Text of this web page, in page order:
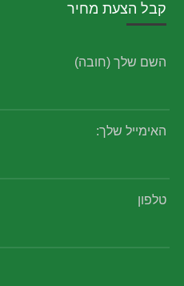
קבל הצעת מחיר
השם שלך (חובה)
האימייל שלך:
טלפון